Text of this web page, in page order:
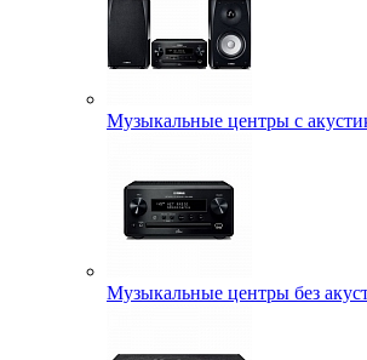
Музыкальные центры с
Музыкальные центры без